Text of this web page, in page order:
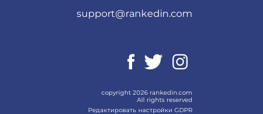
support@rankedin.com
copyright 2026 rankedin.com
All rights reserved
Редактировать настройки GDPR